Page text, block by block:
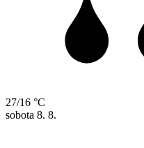
27/16 °C
sobota 8. 8.